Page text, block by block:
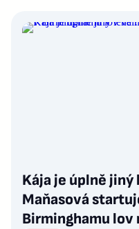
Kája je úplně
Maňasová
Birminghamu lov